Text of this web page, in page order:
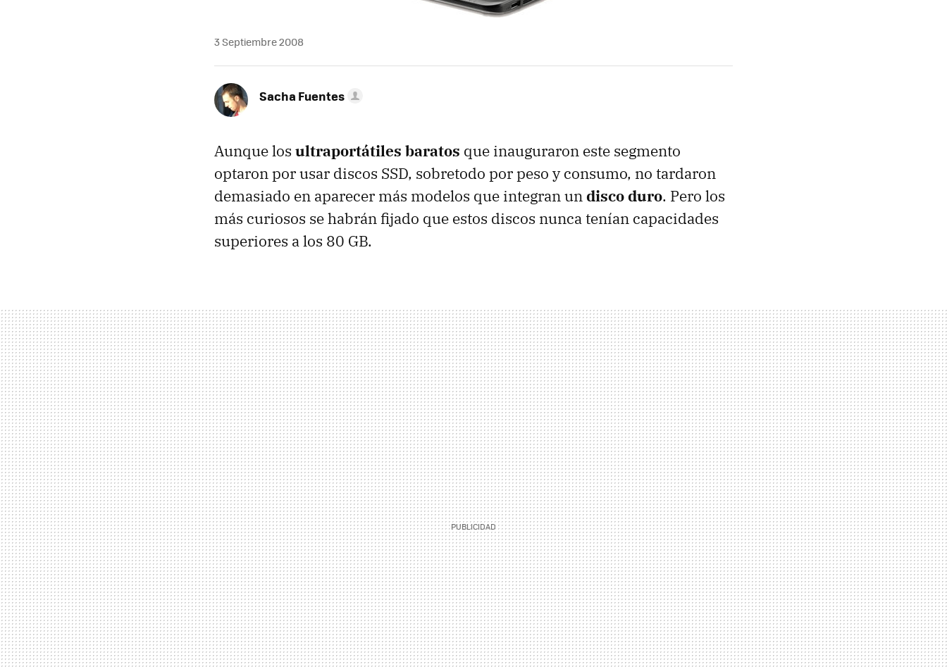
3 Septiembre 2008
Sacha Fuentes
Aunque los ultraportátiles baratos que inauguraron este segmento
optaron por usar discos SSD, sobretodo por peso y consumo, no tardaron
demasiado en aparecer más modelos que integran undisco duro. Pero los
más curiosos se habrán fijado que estos discos nunca tenían capacidades
superiores a los 80 GB.